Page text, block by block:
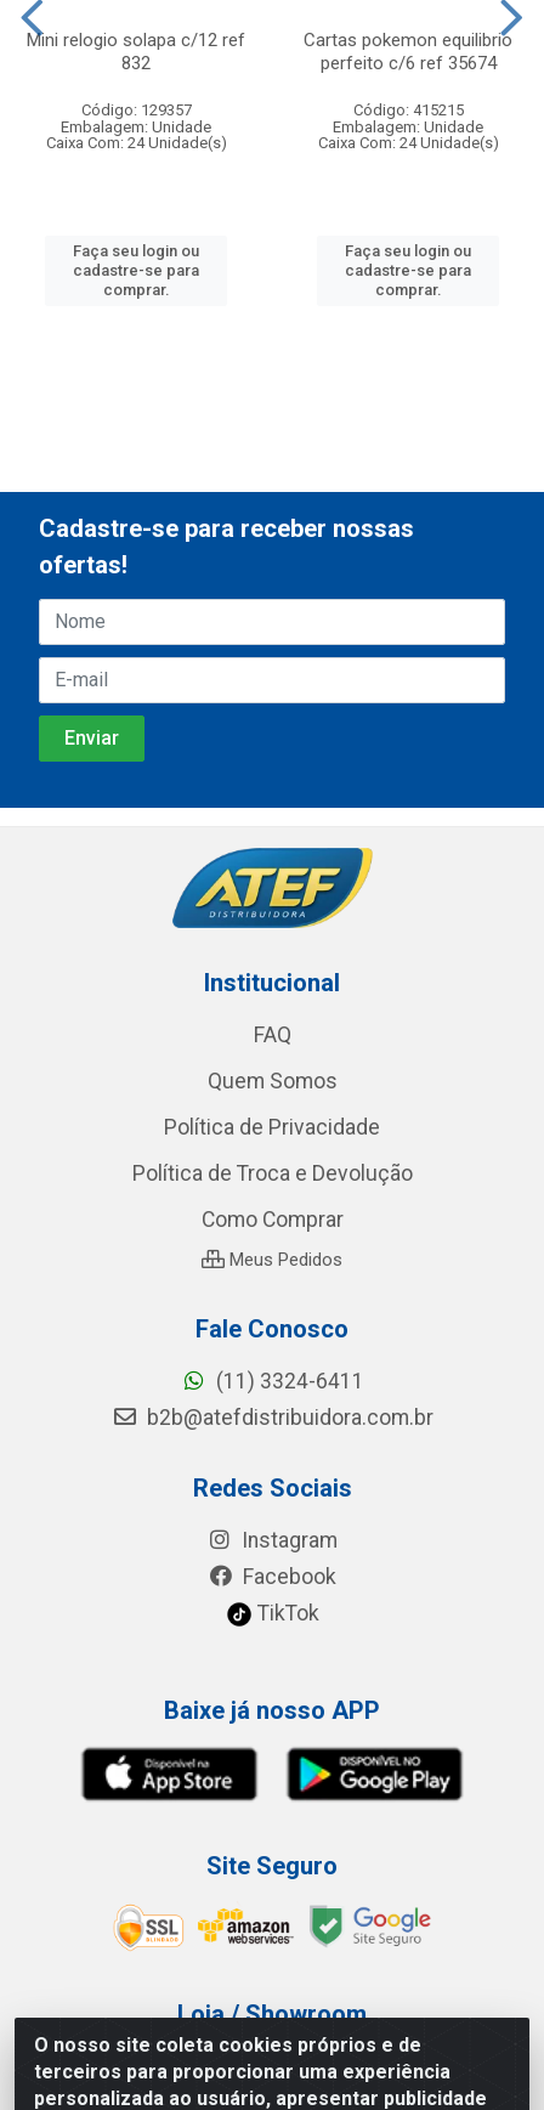
Mini relogio solapa c/12 ref
832
Código: 129357
Embalagem: Unidade
Caixa Com: 24 Unidade(s)
Faça seu login ou
cadastre-se para
comprar.
Cartas pokemon equilibrio
perfeito c/6 ref 35674
Código: 415215
Embalagem: Unidade
Caixa Com: 24 Unidade(s)
Faça seu login ou
cadastre-se para
comprar.
O nosso site coleta cookies próprios e de
terceiros para proporcionar uma experiência
personalizada ao usuário, apresentar publicidade
Cadastre-se para receber nossas
ofertas!
Institucional
FAQ
Quem Somos
Política de Privacidade
Política de Troca e Devolução
Como Comprar
Meus Pedidos
Fale Conosco
(11) 3324-6411
b2b@atefdistribuidora.com.br
Redes Sociais
Instagram
Facebook
TikTok
Baixe já nosso APP
Site Seguro
Loja / Showroom
Tel.: (11) 3227-0546
Av Vautier, 587/597 - Pari - São Paulo/SP